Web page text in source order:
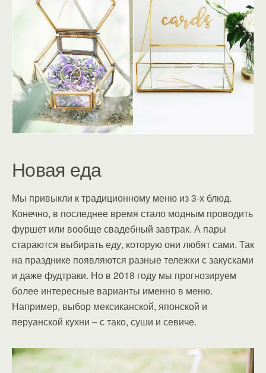
Новая еда
Мы привыкли к традиционному меню из 3-х блюд.
Конечно, в последнее время стало модным проводить
фуршет или вообще свадебный завтрак. А пары
стараются выбирать еду, которую они любят сами. Так
на празднике появляются разные тележки с закусками
и даже фудтраки. Но в 2018 году мы прогнозируем
более интересные варианты именно в меню.
Например, выбор мексиканской, японской и
перуанской кухни – с тако, суши и севиче.